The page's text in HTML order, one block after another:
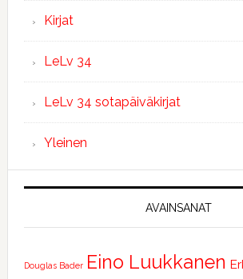
Kirjat
LeLv 34
LeLv 34 sotapäiväkirjat
Yleinen
AVAINSANAT
Douglas Bader Eino Luukkanen